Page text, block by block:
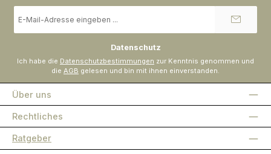
Mail-
Datenschutz
Ich habe die Datenschutzbestimmungen zur Kenntnis genommen und
die AGB gelesen und bin mit ihnen einverstanden.
Über uns
Rechtliches
Ratgeber